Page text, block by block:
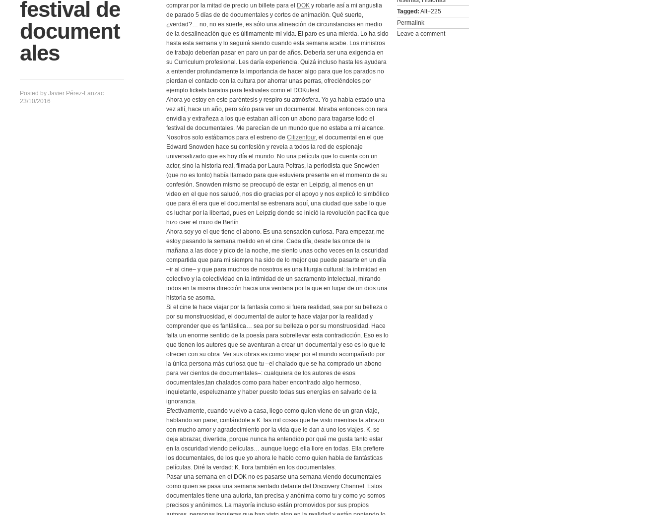
festival de
document
ales
Posted by Javier Pérez-Lanzac
23/10/2016
comprar por la mitad de precio un billete para el
DOK y robarle así a mi angustia
de parado 5 días de de documentales y cortos de animación. Qué suerte,
¿verdad?… no, no es suerte, es sólo una alineación de circunstancias en medio
de la desalineación que es últimamente mi vida. El paro es una mierda. Lo ha sido
hasta esta semana y lo seguirá siendo cuando esta semana acabe. Los ministros
de trabajo deberían pasar en paro un par de años. Debería ser una exigencia en
su Curriculum profesional. Les daría experiencia. Quizá incluso hasta les ayudara
a entender profundamente la importancia de hacer algo para que los parados no
pierdan el contacto con la cultura por ahorrar unas perras, ofreciéndoles por
ejemplo tickets baratos para festivales como el DOKufest.
Ahora yo estoy en este paréntesis y respiro su atmósfera. Yo ya había estado una
vez allí, hace un año, pero sólo para ver un documental. Miraba entonces con rara
envidia y extrañeza a los que estaban allí con un abono para tragarse todo el
festival de documentales. Me parecían de un mundo que no estaba a mi alcance.
Nosotros solo estábamos para el estreno de Citizenfour, el documental en el que
Edward Snowden hace su confesión y revela a todos la red de espionaje
universalizado que es hoy día el mundo. No una película que lo cuenta con un
actor, sino la historia real, filmada por Laura Poitras, la periodista que Snowden
(que no es tonto) había llamado para que estuviera presente en el momento de su
confesión. Snowden mismo se preocupó de estar en Leipzig, al menos en un
video en el que nos saludó, nos dio gracias por el apoyo y nos explicó lo simbólico
que para él era que el documental se estrenara aquí, una ciudad que sabe lo que
es luchar por la libertad, pues en Leipzig donde se inició la revolución pacífica que
hizo caer el muro de Berlín.
Ahora soy yo el que tiene el abono. Es una sensación curiosa. Para empezar, me
estoy pasando la semana metido en el cine. Cada día, desde las once de la
mañana a las doce y pico de la noche, me siento unas ocho veces en la oscuridad
compartida que para mi siempre ha sido de lo mejor que puede pasarte en un día
–ir al cine– y que para muchos de nosotros es una liturgia cultural: la intimidad en
colectivo y la colectividad en la intimidad de un sacramento intelectual, mirando
todos en la misma dirección hacia una ventana por la que en lugar de un dios una
historia se asoma.
Si el cine te hace viajar por la fantasía como si fuera realidad, sea por su belleza o
por su monstruosidad, el documental de autor te hace viajar por la realidad y
comprender que es fantástica… sea por su belleza o por su monstruosidad. Hace
falta un enorme sentido de la poesía para sobrellevar esta contradicción. Eso es lo
que tienen los autores que se aventuran a crear un documental y eso es lo que te
ofrecen con su obra. Ver sus obras es como viajar por el mundo acompañado por
la única persona más curiosa que tu –el chalado que se ha comprado un abono
para ver cientos de documentales–: cualquiera de los autores de esos
documentales,tan chalados como para haber encontrado algo hermoso,
inquietante, espeluznante y haber puesto todas sus energías en salvarlo de la
ignorancia.
Efectivamente, cuando vuelvo a casa, llego como quien viene de un gran viaje,
hablando sin parar, contándole a K. las mil cosas que he visto mientras la abrazo
con mucho amor y agradecimiento por la vida que le dan a uno los viajes. K. se
deja abrazar, divertida, porque nunca ha entendido por qué me gusta tanto estar
en la oscuridad viendo películas… aunque luego ella llore en todas. Ella prefiere
los documentales, de los que yo ahora le hablo como quien habla de fantásticas
películas. Diré la verdad: K. llora también en los documentales.
Pasar una semana en el DOK no es pasarse una semana viendo documentales
como quien se pasa una semana sentado delante del Discovery Channel. Estos
documentales tiene una autoría, tan precisa y anónima como tu y como yo somos
precisos y anónimos. La mayoría incluso están promovidos por sus propios
Tagged: Alt+225
Permalink
Leave a comment